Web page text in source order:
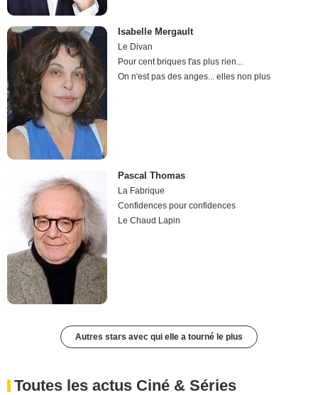
Isabelle Mergault
Le Divan
Pour cent briques t'as plus rien...
On n'est pas des anges... elles non plus
Pascal Thomas
La Fabrique
Confidences pour confidences
Le Chaud Lapin
Autres stars avec qui elle a tourné le plus
Toutes les actus Ciné & Séries